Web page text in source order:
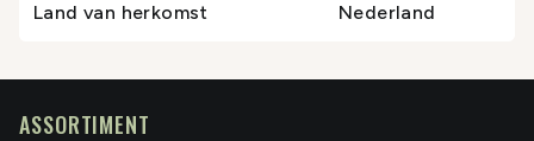
Land van herkomst Nederland
ASSORTIMENT